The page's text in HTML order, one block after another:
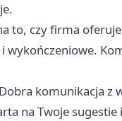
to, czy firma
wykończeniowe.
Dobra komunikacja z
na Twoje